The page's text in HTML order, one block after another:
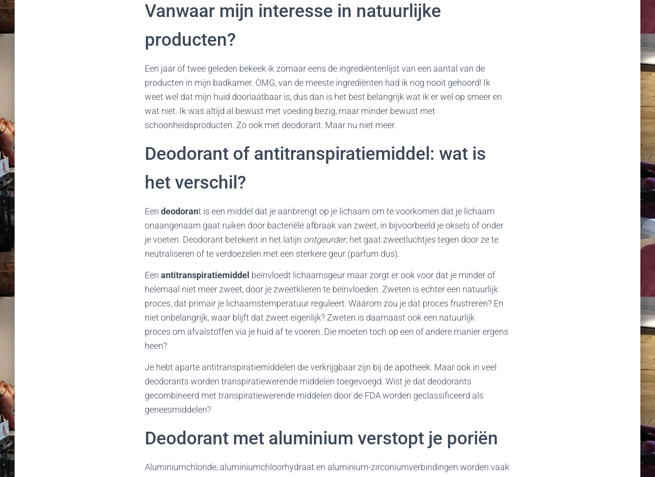
Vanwaar mijn interesse in natuurlijke
producten?
Een jaar of twee geleden bekeek ik zomaar eens de ingrediëntenlijst van een aantal van de
producten in mijn badkamer. OMG, van de meeste ingrediënten had ik nog nooit gehoord! Ik
weet wel dat mijn huid doorlaatbaar is, dus dan is het best belangrijk wat ik er wel op smeer en
wat niet. Ik was altijd al bewust met voeding bezig, maar minder bewust met
schoonheidsproducten. Zo ook met deodorant. Maar nu niet meer.
Deodorant of antitranspiratiemiddel: wat is
het verschil?
Een deodorant is een middel dat je aanbrengt op je lichaam om te voorkomen dat je lichaam
onaangenaam gaat ruiken door bacteriële afbraak van zweet, in bijvoorbeeld je oksels of onder
je voeten. Deodorant betekent in het latijn ontgeurder; het gaat zweetluchtjes tegen door ze te
neutraliseren of te verdoezelen met een sterkere geur (parfum dus).
Een antitranspiratiemiddel beïnvloedt lichaamsgeur maar zorgt er ook voor dat je minder of
helemaal niet meer zweet, door je zweetklieren te beïnvloeden. Zweten is echter een natuurlijk
proces, dat primair je lichaamstemperatuur reguleert. Wáárom zou je dat proces frustreren? En
niet onbelangrijk, waar blijft dat zweet eigenlijk? Zweten is daarnaast ook een natuurlijk
proces om afvalstoffen via je huid af te voeren. Die moeten toch op een of andere manier ergens
heen?
Je hebt aparte antitranspiratiemiddelen die verkrijgbaar zijn bij de apotheek. Maar ook in veel
deodorants worden transpiratiewerende middelen toegevoegd. Wist je dat deodorants
gecombineerd met transpiratiewerende middelen door de FDA worden geclassificeerd als
geneesmiddelen?
Deodorant met aluminium verstopt je poriën
Aluminiumchloride, aluminiumchloorhydraat en aluminium-zirconiumverbindingen worden vaak